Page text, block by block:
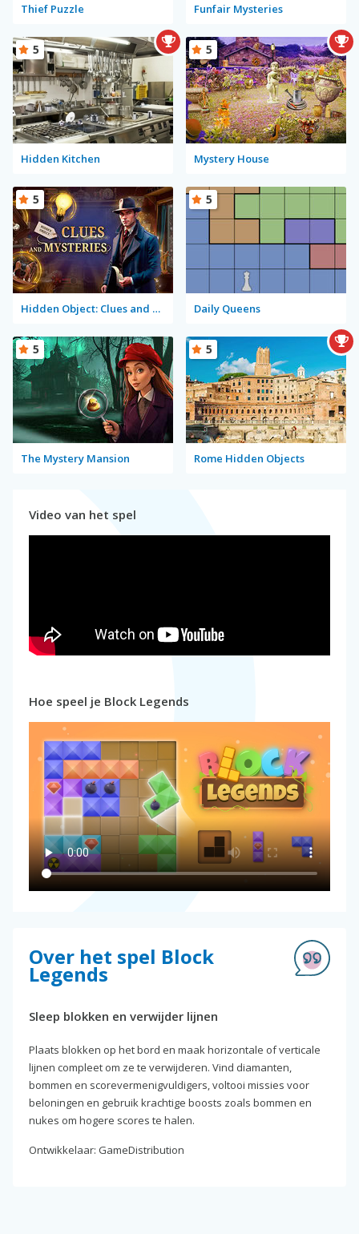
Thief Puzzle Funfair Mysteries
Hidden Kitchen
5
Mystery House
5
Hidden Object: Clues and Mysteries
5
Daily Queens
5
The Mystery Mansion
5
Rome Hidden Objects
5
Video van het spel
Hoe speel je Block Legends
Over het spel Block
Legends
Sleep blokken en verwijder lijnen
Plaats blokken op het bord en maak horizontale of verticale
lijnen compleet om ze te verwijderen. Vind diamanten,
bommen en scorevermenigvuldigers, voltooi missies voor
beloningen en gebruik krachtige boosts zoals bommen en
nukes om hogere scores te halen.
Ontwikkelaar: GameDistribution